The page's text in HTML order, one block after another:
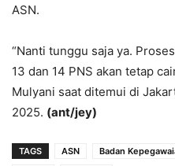
ASN.
“Nanti tunggu saja ya.
13 dan 14 PNS akan tetap
Mulyani saat ditemui di
2025. (ant/jey)
TAGS ASN Badan